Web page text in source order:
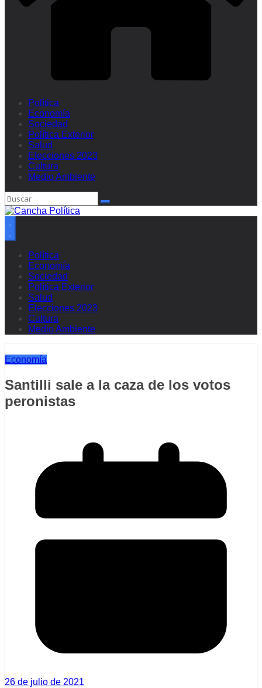
Política
Economía
Sociedad
Política Exterior
Salud
Elecciones 2023
Cultura
Medio Ambiente
Política
Economía
Sociedad
Política Exterior
Salud
Elecciones 2023
Cultura
Medio Ambiente
Economía
Santilli sale a la caza de los votos
peronistas
26 de julio de 2021